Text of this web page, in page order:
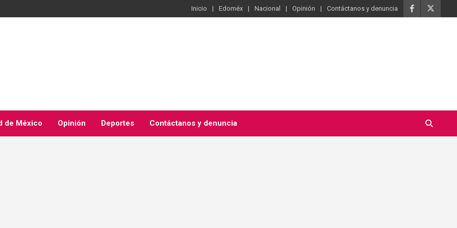
Inicio Edoméx Nacional Opinión Contáctanos y denuncia
de México Opinión Deportes Contáctanos y denuncia